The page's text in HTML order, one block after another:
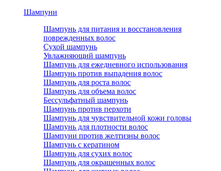
Шампуни
Шампунь для питания и восстановления
поврежденных волос
Сухой шампунь
Увлажняющий шампунь
Шампунь для ежедневного использования
Шампунь против выпадения волос
Шампунь для роста волос
Шампунь для объема волос
Бессульфатный шампунь
Шампунь против перхоти
Шампунь для чувствительной кожи головы
Шампунь для плотности волос
Шампуни против желтизны волос
Шампунь с кератином
Шампунь для сухих волос
Шампунь для окрашенных волос